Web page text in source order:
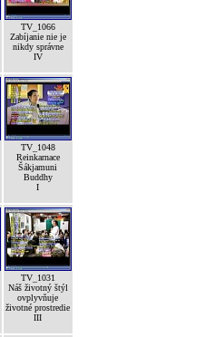
TV_1066
Zabíjanie nie je
nikdy správne
IV
TV_1048
Reinkarnace
Šákjamuni
Buddhy
I
TV_1031
Náš životný štýl
ovplyvňuje
životné prostredie
III